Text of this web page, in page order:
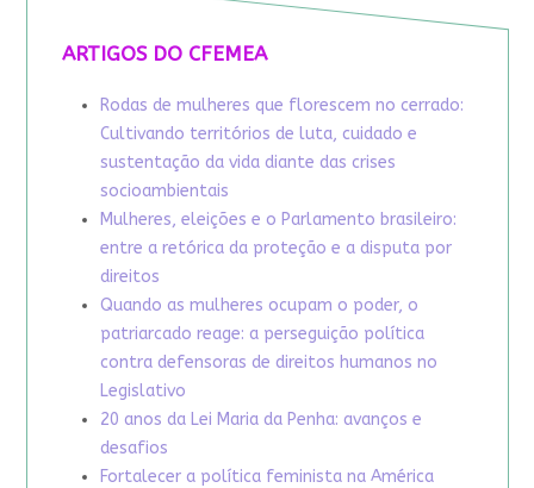
ARTIGOS DO CFEMEA
Rodas de mulheres que florescem no cerrado:
Cultivando territórios de luta, cuidado e
sustentação da vida diante das crises
socioambientais
Mulheres, eleições e o Parlamento brasileiro:
entre a retórica da proteção e a disputa por
direitos
Quando as mulheres ocupam o poder, o
patriarcado reage: a perseguição política
contra defensoras de direitos humanos no
Legislativo
20 anos da Lei Maria da Penha: avanços e
desafios
Fortalecer a política feminista na América